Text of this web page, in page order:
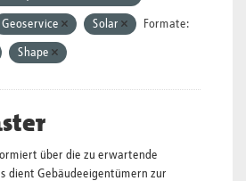
Geoservice Solar Formate:
Shape
über die zu erwartende
dient Gebäudeeigentümern zur